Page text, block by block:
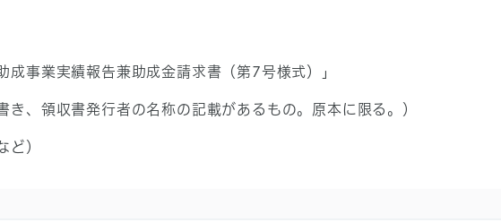
事業実績報告兼助成金請求書（第7号様式）」
、領収書発行者の名称の記載があるもの。原本に限る。）
ど）